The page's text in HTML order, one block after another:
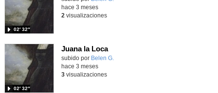
02′ 32″
hace 3 meses
2 visualizaciones
Juana la Loca
Contenido educativo.
subido por Belen G.
02′ 32″
hace 3 meses
3visualizaciones